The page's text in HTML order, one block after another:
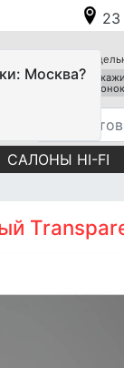
23
Москва?
Закажи
звонок
САЛОНЫ HI-FI